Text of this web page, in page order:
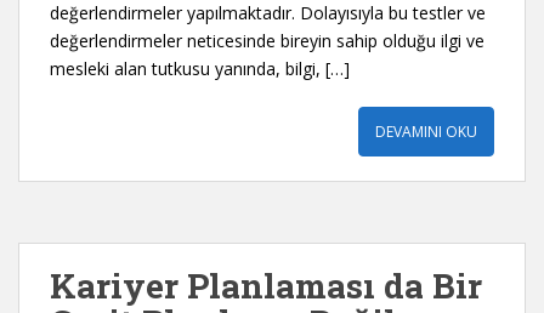
değerlendirmeler yapılmaktadır. Dolayısıyla bu testler ve
değerlendirmeler neticesinde bireyin sahip olduğu ilgi ve
mesleki alan tutkusu yanında, bilgi, […]
DEVAMINI OKU
Kariyer Planlaması da Bir